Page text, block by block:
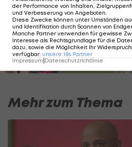
Mehr zum Thema
der Performance von Inhalten,
und Verbesserung von Angeboten.
Diese Zwecke können unter Umständen
und Identifikation durch Scannen von
Manche Partner verwenden für gewisse
Interesse als Rechtsgrundlage für die
dazu, sowie die Möglichkeit Ihr
verfügbar: unsere 186 Partner
Impressum Datenschutzrichtlinie